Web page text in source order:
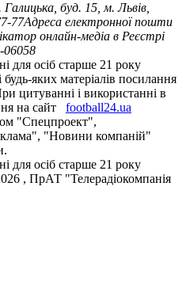
Галицька, буд. 15, м. Львів,
77Адреса електронної пошти
онлайн-медіа в Реєстрі
06058
для осіб старше 21 року
яких матеріалів посилання
цитуванні і використанні в
на сайт
football24.ua
"Спецпроект",
"Новини компаній"
для осіб старше 21 року
, ПрАТ "Телерадіокомпанія